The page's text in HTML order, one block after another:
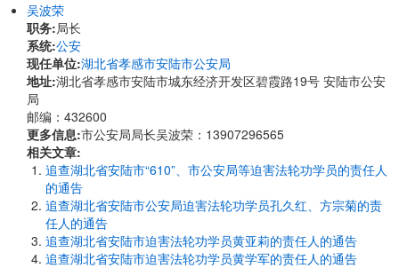
吴波荣
职务:局长
系统:公安
现任单位:湖北省孝感市安陆市公安局
地址:湖北省孝感市安陆市城东经济开发区碧霞路19号 安陆市公安
局
邮编：432600
更多信息:市公安局局长吴波荣：13907296565
相关文章:
追查湖北省安陆市“610”、市公安局等迫害法轮功学员的责任人
的通告
追查湖北省安陆市公安局迫害法轮功学员孔久红、方宗菊的责
任人的通告
追查湖北省安陆市迫害法轮功学员黄亚莉的责任人的通告
追查湖北省安陆市迫害法轮功学员黄学军的责任人的通告